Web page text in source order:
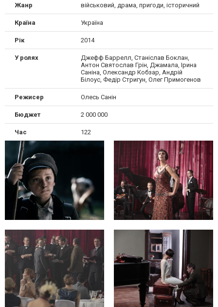
Жанр військовий, драма, пригоди, історичний
Країна Україна
Рік 2014
У ролях
Джефф Баррелл, Станіслав Боклан,
Антон Святослав Грін, Джамала, Ірина
Саніна, Олександр Кобзар, Андрій
Білоус, Федір Стригун, Олег Примогенов
Режисер Олесь Санін
Бюджет 2 000 000
Час 122